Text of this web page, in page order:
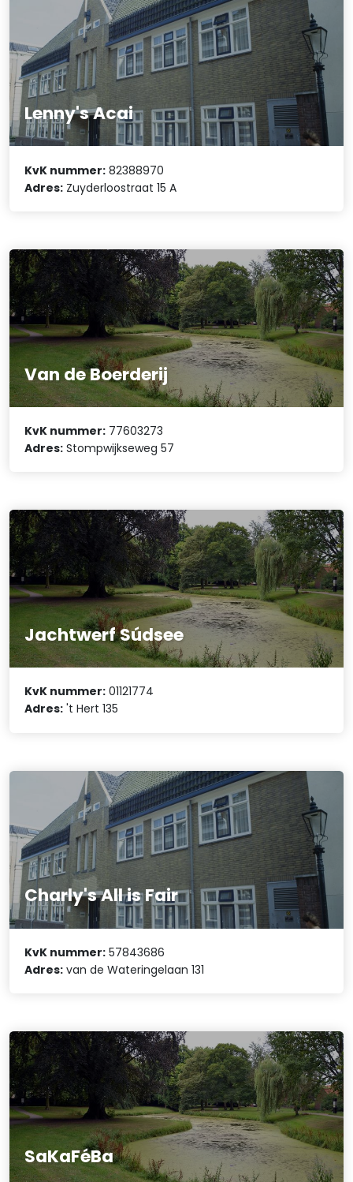
Lenny's Acai
KvK nummer: 82388970
Adres: Zuyderloostraat 15 A
Van de Boerderij
KvK nummer: 77603273
Adres: Stompwijkseweg 57
Jachtwerf Súdsee
KvK nummer: 01121774
Adres: 't Hert 135
Charly's All is Fair
KvK nummer: 57843686
Adres: van de Wateringelaan 131
SaKaFéBa